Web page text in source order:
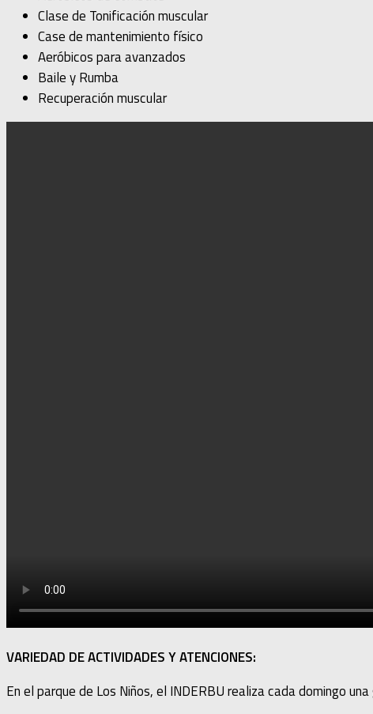
Clase de Tonificación muscular
Case de mantenimiento físico
Aeróbicos para avanzados
Baile y Rumba
Recuperación muscular
VARIEDAD DE ACTIVIDADES Y ATENCIONES:
En el parque de Los Niños, el INDERBU realiza cada domingo